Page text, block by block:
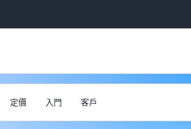
定價 入門 客戶